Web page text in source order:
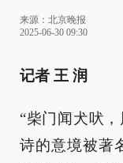
来源： 北京晚报
2025-06-30 09:30
记者 王 润
“柴门闻犬吠
诗的意境被著